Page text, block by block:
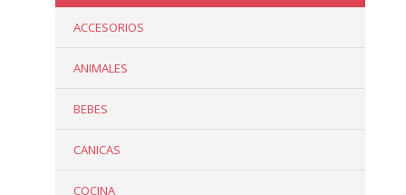
ACCESORIOS
ANIMALES
BEBES
CANICAS
COCINA